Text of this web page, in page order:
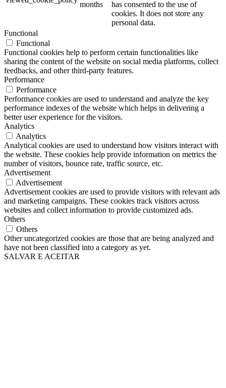
months
has consented to the use of
cookies. It does not store any
personal data.
Functional
Functional
Functional cookies help to perform certain functionalities like
sharing the content of the website on social media platforms, collect
feedbacks, and other third-party features.
Performance
Performance
Performance cookies are used to understand and analyze the key
performance indexes of the website which helps in delivering a
better user experience for the visitors.
Analytics
Analytics
Analytical cookies are used to understand how visitors interact with
the website. These cookies help provide information on metrics the
number of visitors, bounce rate, traffic source, etc.
Advertisement
Advertisement
Advertisement cookies are used to provide visitors with relevant ads
and marketing campaigns. These cookies track visitors across
websites and collect information to provide customized ads.
Others
Others
Other uncategorized cookies are those that are being analyzed and
have not been classified into a category as yet.
SALVAR E ACEITAR